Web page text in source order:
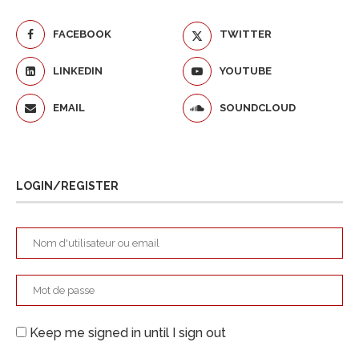
FACEBOOK TWITTER
LINKEDIN YOUTUBE
EMAIL SOUNDCLOUD
LOGIN/REGISTER
Keep me signed in until I sign out